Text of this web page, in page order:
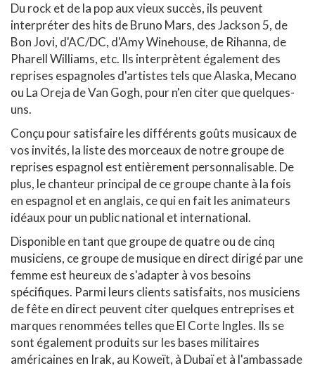
Du rock et de la pop aux vieux succès, ils peuvent
interpréter des hits de Bruno Mars, des Jackson 5, de
Bon Jovi, d'AC/DC, d'Amy Winehouse, de Rihanna, de
Pharell Williams, etc. Ils interprètent également des
reprises espagnoles d'artistes tels que Alaska, Mecano
ou La Oreja de Van Gogh, pour n'en citer que quelques-
uns.
Conçu pour satisfaire les différents goûts musicaux de
vos invités, la liste des morceaux de notre groupe de
reprises espagnol est entièrement personnalisable. De
plus, le chanteur principal de ce groupe chante à la fois
en espagnol et en anglais, ce qui en fait les animateurs
idéaux pour un public national et international.
Disponible en tant que groupe de quatre ou de cinq
musiciens, ce groupe de musique en direct dirigé par une
femme est heureux de s'adapter à vos besoins
spécifiques. Parmi leurs clients satisfaits, nos musiciens
de fête en direct peuvent citer quelques entreprises et
marques renommées telles que El Corte Ingles. Ils se
sont également produits sur les bases militaires
américaines en Irak, au Koweït, à Dubaï et à l'ambassade